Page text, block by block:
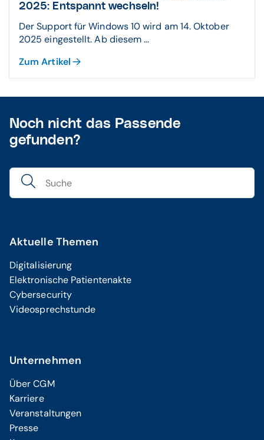
2025: Entspannt wechseln!
Der Support für Windows 10 wird am 14. Oktober
2025 eingestellt. Ab diesem ...
Zum Artikel
Noch nicht das Passende
gefunden?
Aktuelle Themen
Digitalisierung
Elektronische Patientenakte
Cybersecurity
Videosprechstunde
Unternehmen
Über CGM
Karriere
Veranstaltungen
Presse